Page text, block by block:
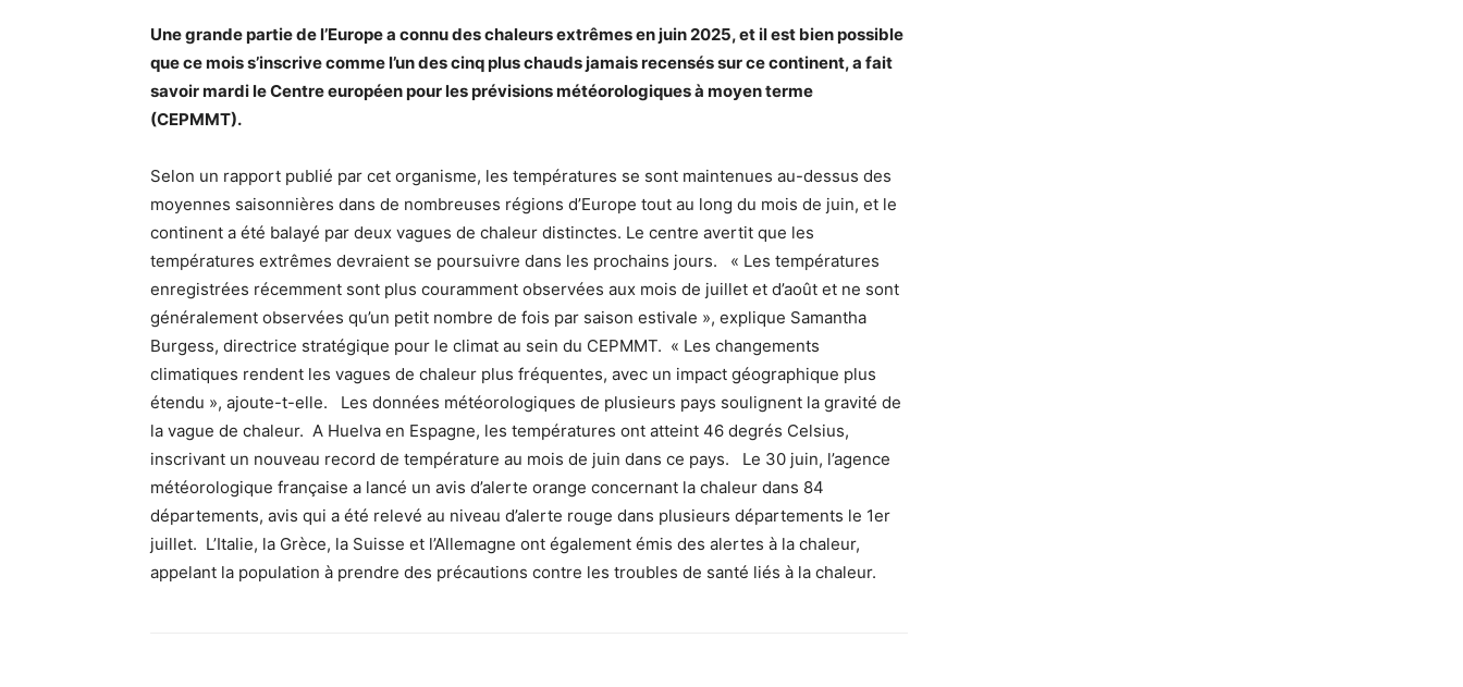
Une grande partie de l’Europe a connu des chaleurs extrêmes en juin 2025, et il est bien possible
que ce mois s’inscrive comme l’un des cinq plus chauds jamais recensés sur ce continent, a fait
savoir mardi le Centre européen pour les prévisions météorologiques à moyen terme
(CEPMMT).
Selon un rapport publié par cet organisme, les températures se sont maintenues au-dessus des
moyennes saisonnières dans de nombreuses régions d’Europe tout au long du mois de juin, et le
continent a été balayé par deux vagues de chaleur distinctes. Le centre avertit que les
températures extrêmes devraient se poursuivre dans les prochains jours. « Les températures
enregistrées récemment sont plus couramment observées aux mois de juillet et d’août et ne sont
généralement observées qu’un petit nombre de fois par saison estivale », explique Samantha
Burgess, directrice stratégique pour le climat au sein du CEPMMT. « Les changements
climatiques rendent les vagues de chaleur plus fréquentes, avec un impact géographique plus
étendu », ajoute-t-elle. Les données météorologiques de plusieurs pays soulignent la gravité de
la vague de chaleur. A Huelva en Espagne, les températures ont atteint 46 degrés Celsius,
inscrivant un nouveau record de température au mois de juin dans ce pays. Le 30 juin, l’agence
météorologique française a lancé un avis d’alerte orange concernant la chaleur dans 84
départements, avis qui a été relevé au niveau d’alerte rouge dans plusieurs départements le 1er
juillet. L’Italie, la Grèce, la Suisse et l’Allemagne ont également émis des alertes à la chaleur,
appelant la population à prendre des précautions contre les troubles de santé liés à la chaleur.